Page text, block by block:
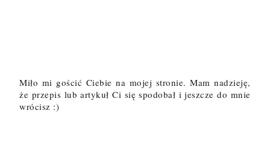
Miło mi gościć Ciebie na mojej stronie. Mam nadzieję,
że przepis lub artykuł Ci się spodobał i jeszcze do mnie
wrócisz :)